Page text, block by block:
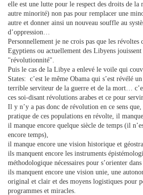
elle est une lutte pour le respect des droits de la
autre minorité) non pas pour remplacer une
autre et donner ainsi un nouveau souffle au
d’oppression…
Personnellement je ne crois pas que les révoltes
Egyptiens ou actuellement des Libyens jouissent
"révolutionnité".
Puis le cas de la Libye a enlevé le voile qui
States: c’est le même Obama qui s’est révélé
terrible serviteur de la guerre et de la mort…
ces soi-disant révolutions arabes et ce pour
Il y n’y a pas donc de révolution en ce sens que,
pratique de ces populations en révolte, il
il manque encore quelque siècle de temps (il
encore temps),
il manque encore une vision historique et
ils manquent encore les instruments
méthodologique nécessaires pour s’orienter
ils manquent encore une vision unie, une
original et clair et des moyens logistiques pour
programmes et miracles.